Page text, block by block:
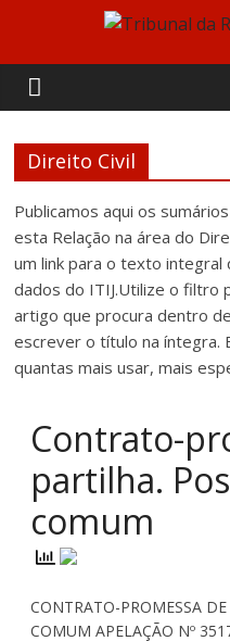
content
Tribunal
da
Relação
de
Coimbra
Direito Civil
Publicamos aqui os
esta Relação na área do
um link para o texto
dados do ITIJ.Utilize o filtro
artigo que procura dentro
escrever o título na íntegra.
quantas mais usar, mais
Contrato-
partilha.
comum
CONTRATO-PROMESSA
COMUM APELAÇÃO Nº